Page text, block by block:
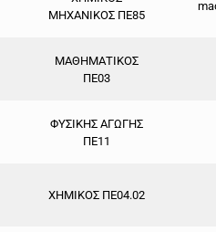
ΜΗΧΑΝΙΚΟΣ ΠΕ85
ΜΑΘΗΜΑΤΙΚΟΣ
ΠΕ03
ΦΥΣΙΚΗΣ ΑΓΩΓΗΣ
ΠΕ11
ΧΗΜΙΚΟΣ ΠΕ04.02